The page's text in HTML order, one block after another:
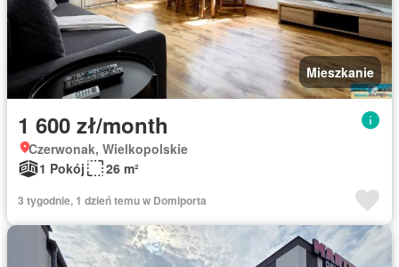
Mieszkanie
1 600 zł/month
Czerwonak, Wielkopolskie
1 Pokój
26 m²
3 tygodnie, 1 dzień temu w Domiporta